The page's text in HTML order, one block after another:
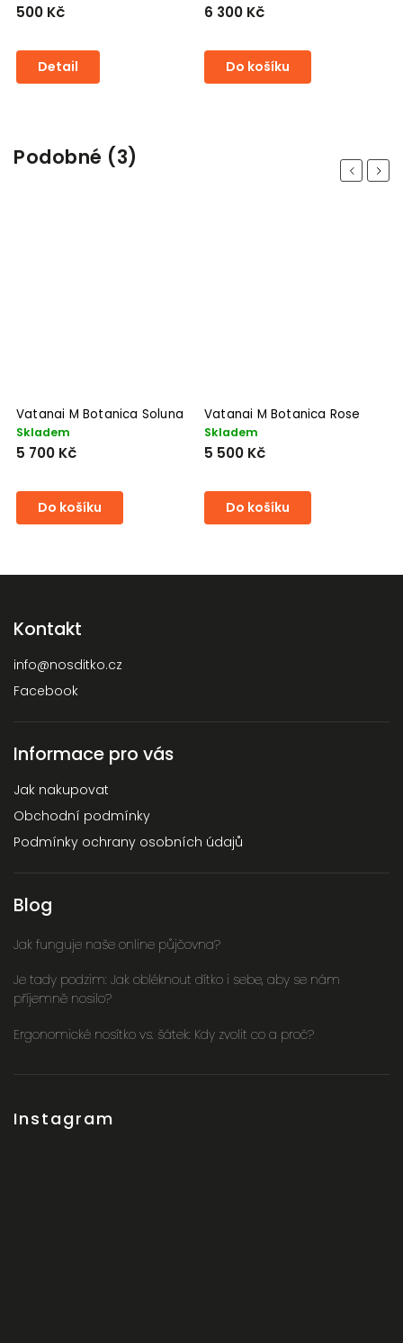
500 Kč
Detail
6 300 Kč
Do košíku
Podobné (3) Previous
Vatanai M Botanica Soluna
Skladem
5 700 Kč
Do košíku
Vatanai M Botanica Rose
Skladem
5 500 Kč
Do košíku
Next
Kontakt
info@nosditko.cz
Facebook
Informace pro vás
Jak nakupovat
Obchodní podmínky
Podmínky ochrany osobních údajů
Blog
Jak funguje naše online půjčovna?
Je tady podzim: Jak obléknout dítko i sebe, aby se nám
příjemně nosilo?
Ergonomické nosítko vs. šátek: Kdy zvolit co a proč?
Instagram